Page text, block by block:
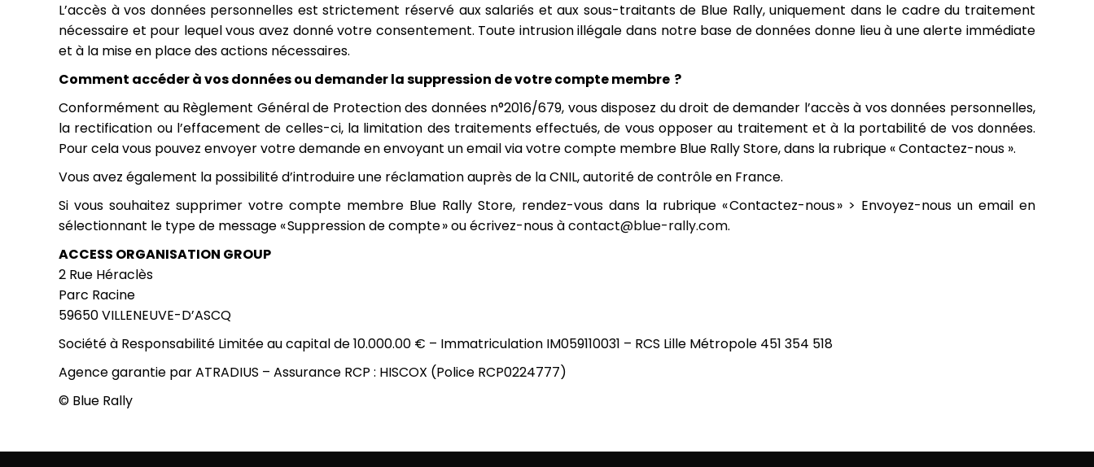
L’accès à vos données personnelles est strictement réservé aux salariés et aux sous-traitants de Blue Rally, uniquement dans le cadre du traitement
nécessaire et pour lequel vous avez donné votre consentement. Toute intrusion illégale dans notre base de données donne lieu à une alerte immédiate
et à la mise en place des actions nécessaires.
Comment accéder à vos données ou demander la suppression de votre compte membre ?
Conformément au Règlement Général de Protection des données n°2016/679, vous disposez du droit de demander l’accès à vos données personnelles,
la rectification ou l’effacement de celles-ci, la limitation des traitements effectués, de vous opposer au traitement et à la portabilité de vos données.
Pour cela vous pouvez envoyer votre demande en envoyant un email via votre compte membre Blue Rally Store, dans la rubrique « Contactez-nous ».
Vous avez également la possibilité d’introduire une réclamation auprès de la CNIL, autorité de contrôle en France.
Si vous souhaitez supprimer votre compte membre Blue Rally Store, rendez-vous dans la rubrique « Contactez-nous » > Envoyez-nous un email en
sélectionnant le type de message « Suppression de compte » ou écrivez-nous àcontact@blue-rally.com.
ACCESS ORGANISATION GROUP
2 Rue Héraclès
Parc Racine
59650 VILLENEUVE-D’ASCQ
Société à Responsabilité Limitée au capital de 10.000.00 € – Immatriculation IM059110031 – RCS Lille Métropole 451 354 518
Agence garantie par ATRADIUS – Assurance RCP : HISCOX (Police RCP0224777)
© Blue Rally